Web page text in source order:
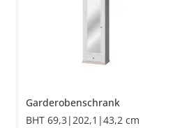
Garderobenschrank
BHT 69,3|202,1|43,2 cm